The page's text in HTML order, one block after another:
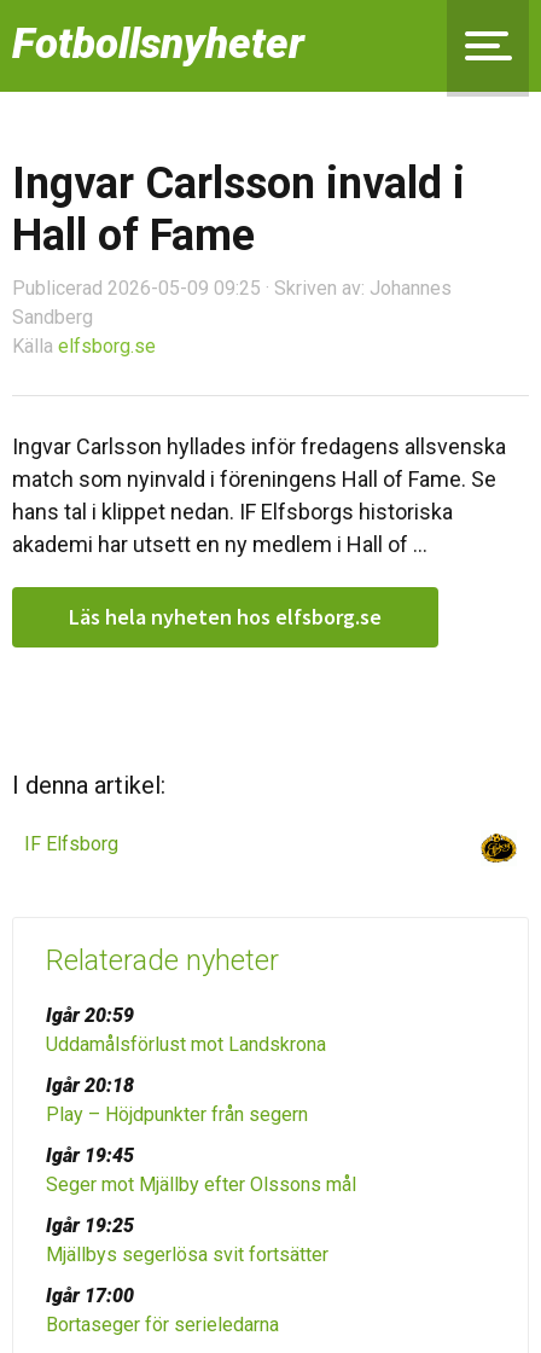
Fotbollsnyheter
Ingvar Carlsson invald i
Hall of Fame
Publicerad 2026-05-09 09:25 · Skriven av: Johannes
Sandberg
Källa elfsborg.se
Ingvar Carlsson hyllades inför fredagens allsvenska
match som nyinvald i föreningens Hall of Fame. Se
hans tal i klippet nedan. IF Elfsborgs historiska
akademi har utsett en ny medlem i Hall of ...
Läs hela nyheten hos elfsborg.se
I denna artikel:
IF Elfsborg
Relaterade nyheter
Igår 20:59
Uddamålsförlust mot Landskrona
Igår 20:18
Play – Höjdpunkter från segern
Igår 19:45
Seger mot Mjällby efter Olssons mål
Igår 19:25
Mjällbys segerlösa svit fortsätter
Igår 17:00
Bortaseger för serieledarna